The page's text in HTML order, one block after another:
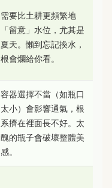
需要比土耕更頻繁地
「留意」水位，尤其是
夏天。懶到忘記換水，
根會爛給你看。
容器選擇不當（如瓶口
太小）會影響通氣，根
系擠在裡面長不好。太
醜的瓶子會破壞整體美
感。